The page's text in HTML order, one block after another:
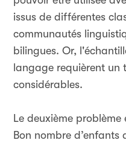
issus de différentes
communautés
bilingues. Or,
langage requièrent un
considérables.
Le deuxième
Bon nombre